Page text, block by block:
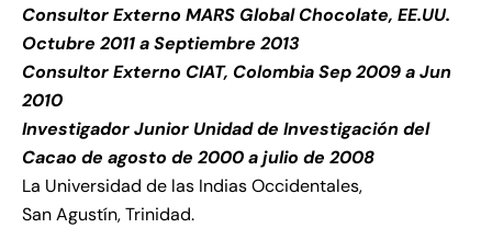
Consultor Externo MARS Global Chocolate, EE.UU.
Octubre 2011 a Septiembre 2013
Consultor Externo CIAT, Colombia Sep 2009 a Jun
2010
Investigador Junior Unidad de Investigación del
Cacao de agosto de 2000 a julio de 2008
La Universidad de las Indias Occidentales,
San Agustín, Trinidad.